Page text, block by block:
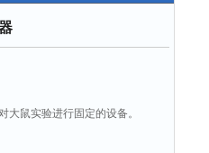
大鼠实验进行固定的设备。